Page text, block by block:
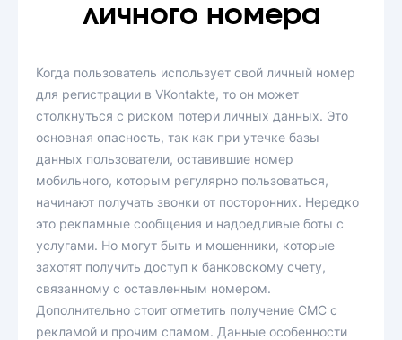
личного номера
Когда пользователь использует свой личный номер
для регистрации в VKontakte, то он может
столкнуться с риском потери личных данных. Это
основная опасность, так как при утечке базы
данных пользователи, оставившие номер
мобильного, которым регулярно пользоваться,
начинают получать звонки от посторонних. Нередко
это рекламные сообщения и надоедливые боты с
услугами. Но могут быть и мошенники, которые
захотят получить доступ к банковскому счету,
связанному с оставленным номером.
Дополнительно стоит отметить получение СМС с
рекламой и прочим спамом. Данные особенности